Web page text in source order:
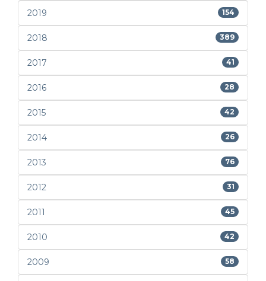
2019 154
2018 389
2017 41
2016 28
2015 42
2014 26
2013 76
2012 31
2011 45
2010 42
2009 58